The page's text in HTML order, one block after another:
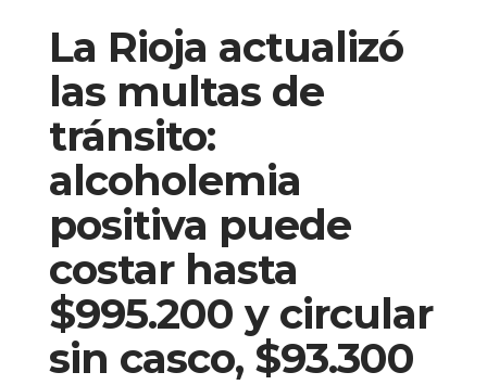
La Rioja actualizó
las multas de
tránsito:
alcoholemia
positiva puede
costar hasta
$995.200 y circular
sin casco, $93.300